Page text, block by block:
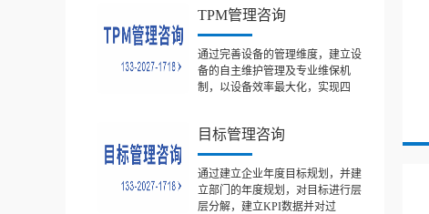
TPM管理咨询
通过完善设备的管理维度，建立设
备的自主维护管理及专业维保机
制，以设备效率最大化，实现四
目标管理咨询
通过建立企业年度目标规划，并建
立部门的年度规划，对目标进行层
层分解，建立KPI数据并对过